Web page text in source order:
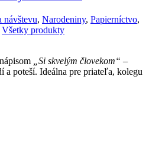
návštevu, Narodeniny, Papierníctvo,
Všetky produkty
„Si skvelým človekom“ –
a poteší. Ideálna pre priateľa, kolegu